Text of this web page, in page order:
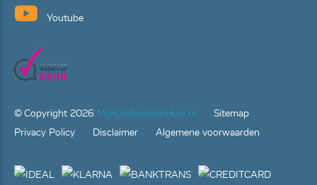
Youtube
© Copyright 2026 MijnOnderdelenHuis.nl
Sitemap
Privacy Policy
Disclaimer Algemene voorwaarden